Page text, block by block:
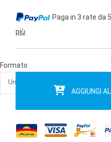
Paga in 3 rate da
più
Formato
AGGIUNGI